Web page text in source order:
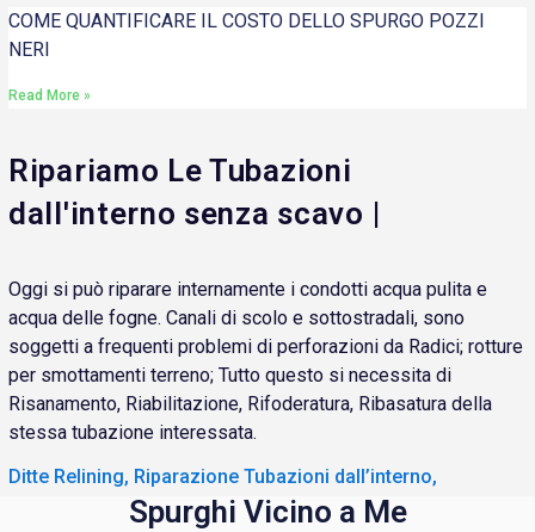
COME QUANTIFICARE IL COSTO DELLO SPURGO POZZI
NERI
Read More »
Ripariamo Le Tubazioni
dall'interno senza scavo |
Oggi si può riparare internamente i condotti acqua pulita e
acqua delle fogne. Canali di scolo e sottostradali, sono
soggetti a frequenti problemi di perforazioni da Radici; rotture
per smottamenti terreno; Tutto questo si necessita di
Risanamento, Riabilitazione, Rifoderatura, Ribasatura della
stessa tubazione interessata.
Ditte Relining, Riparazione Tubazioni dall’interno,
Spurghi Vicino a Me